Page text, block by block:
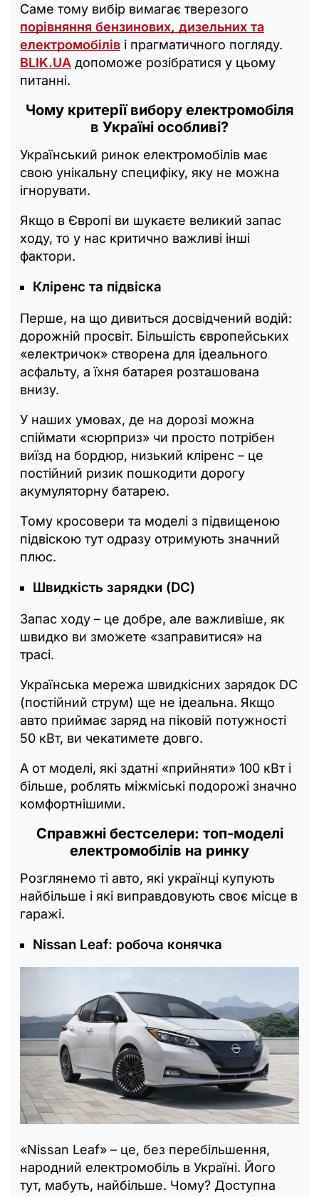
Саме тому вибір вимагає тверезого
порівняння бензинових, дизельних та
електромобілів і прагматичного погляду.
BLIK.UA допоможе розібратися у цьому
питанні.
Чому критерії вибору електромобіля
в Україні особливі?
Український ринок електромобілів має
свою унікальну специфіку, яку не можна
ігнорувати.
Якщо в Європі ви шукаєте великий запас
ходу, то у нас критично важливі інші
фактори.
Кліренс та підвіска
Перше, на що дивиться досвідчений водій:
дорожній просвіт. Більшість європейських
«електричок» створена для ідеального
асфальту, а їхня батарея розташована
внизу.
У наших умовах, де на дорозі можна
спіймати «сюрприз» чи просто потрібен
виїзд на бордюр, низький кліренс – це
постійний ризик пошкодити дорогу
акумуляторну батарею.
Тому кросовери та моделі з підвищеною
підвіскою тут одразу отримують значний
плюс.
Швидкість зарядки (DC)
Запас ходу – це добре, але важливіше, як
швидко ви зможете «заправитися» на
трасі.
Українська мережа швидкісних зарядок DC
(постійний струм) ще не ідеальна. Якщо
авто приймає заряд на піковій потужності
50 кВт, ви чекатимете довго.
А от моделі, які здатні «прийняти» 100 кВт і
більше, роблять міжміські подорожі значно
комфортнішими.
Справжні бестселери: топ-моделі
електромобілів на ринку
Розглянемо ті авто, які українці купують
найбільше і які виправдовують своє місце в
гаражі.
Nissan Leaf: робоча конячка
«Nissan Leaf» – це, без перебільшення,
народний електромобіль в Україні. Його
тут, мабуть, найбільше. Чому? Доступна